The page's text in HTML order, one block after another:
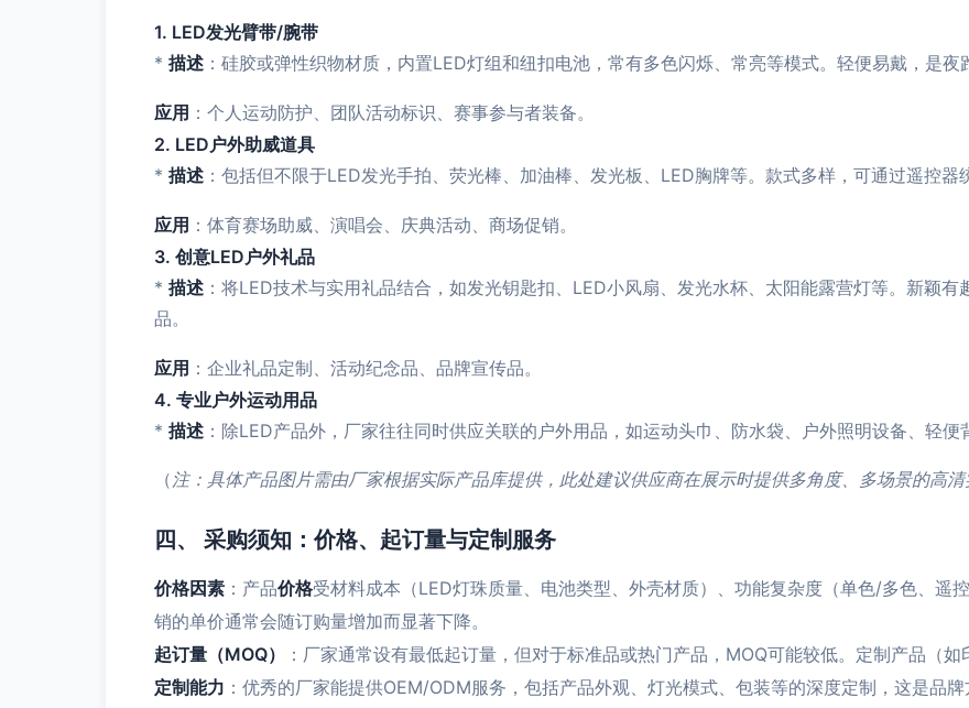
1. LED发光臂带/腕带
* 描述 ：硅胶或弹性织物材质，内置LED灯组和纽扣电池，常有多色闪烁、常亮等模式。轻便易戴，是夜
应用 ：个人运动防护、团队活动标识、赛事参与者装备。
2. LED户外助威道具
* 描述 ：包括但不限于LED发光手拍、荧光棒、加油棒、发光板、LED胸牌等。款式多样，可通过遥控器
应用 ：体育赛场助威、演唱会、庆典活动、商场促销。
3. 创意LED户外礼品
* 描述 ：将LED技术与实用礼品结合，如发光钥匙扣、LED小风扇、发光水杯、太阳能露营灯等。新颖
品。
应用 ：企业礼品定制、活动纪念品、品牌宣传品。
4. 专业户外运动用品
* 描述 ：除LED产品外，厂家往往同时供应关联的户外用品，如运动头巾、防水袋、户外照明设备、轻便
（注：具体产品图片需由厂家根据实际产品库提供，此处建议供应商在展示时提供多角度、多场景的高清
四、 采购须知：价格、起订量与定制服务
价格因素 ：产品价格受材料成本（LED灯珠质量、电池类型、外壳材质）、功能复杂度（单色/多色、遥
销的单价通常会随订购量增加而显著下降。
起订量（MOQ）
：厂家通常设有最低起订量，但对于标准品或热门产品，MOQ可能较低。定制产品（如
定制能力 ：优秀的厂家能提供OEM/ODM服务，包括产品外观、灯光模式、包装等的深度定制，这是品牌